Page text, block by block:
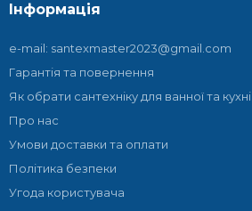
Інформація
e-mail: santexmaster2023@gmail.com
Гарантія та повернення
Як обрати сантехніку для ванної та кухні.
Про нас
Умови доставки та оплати
Політика безпеки
Угода користувача